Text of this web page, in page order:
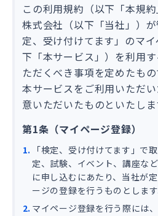
この利用規約（以下「本規
株式会社（以下「当社」）
定、受け付けてます」のマ
下「本サービス」）を利用
ただくべき事項を定めたもの
本サービスをご利用いただ
意いただいたものといたしま
第1条（マイページ登録）
「検定、受け付けてます」で
定、試験、イベント、講座な
に申し込むにあたり、当社が
ージの登録を行うものとします
マイページ登録を行う際には